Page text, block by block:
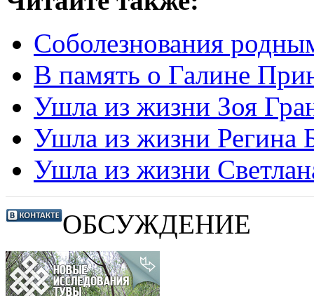
Соболезнования
В память о Галине
Ушла из жизни Зоя
Ушла из жизни Регина
Ушла из жизни
ОБСУЖДЕНИЕ